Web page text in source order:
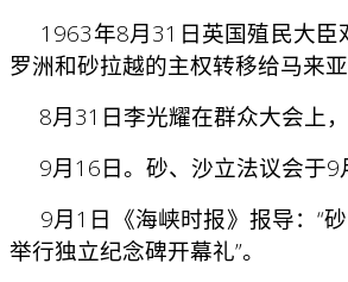
1963年8月31日英国殖民大臣
罗洲和砂拉越的主权转移给马来亚
8月31日李光耀在群众大会上
9月16日。砂、沙立法议会于9
9月1日《海峡时报》报导：“
举行独立纪念碑开幕礼”。